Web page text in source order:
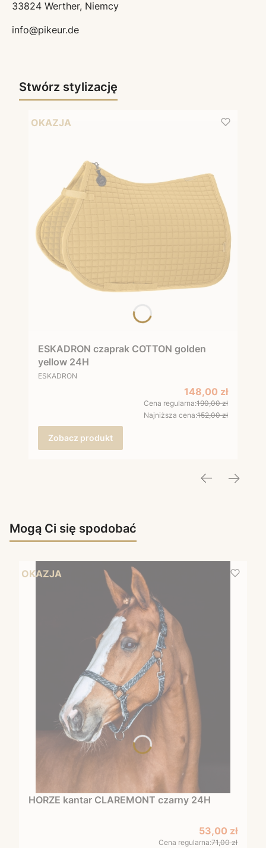
33824 Werther, Niemcy
info@pikeur.de
Stwórz stylizację
OKAZJA
ESKADRON czaprak COTTON golden
yellow 24H
PRODUCENT
ESKADRON
Cena promocyjna
148,00 zł
Cena regularna:190,00 zł
Najniższa cena:152,00 zł
Zobacz produkt
Mogą Ci się spodobać
OKAZJA
HORZE kantar CLAREMONT czarny 24H
Cena
53,00 zł
Cena regularna:71,00 zł